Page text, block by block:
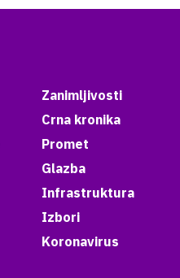
Zanimljivosti
Crna kronika
Promet
Glazba
Infrastruktura
Izbori
Koronavirus